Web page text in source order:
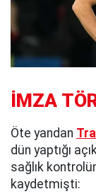
İMZA
Öte yandan
dün yaptığı
sağlık
kaydetmişti: